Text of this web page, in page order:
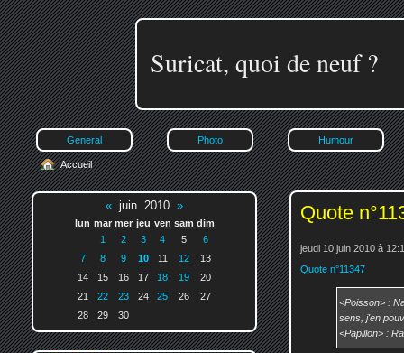
Suricat, quoi de neuf ?
General Photo Humour
Quote
jeudi 10 juin 2010 à
Quote n°11347
<Poisson> :
sens, j'en
<Papillon> :
Accueil
« juin 2010 »
lun mar mer jeu ven sam dim
1
2 3 4 5
6
7
8 9 10 11 12
13
14
15 16 17 18 19
20
21
22 23 24 25 26
27
28
29 30